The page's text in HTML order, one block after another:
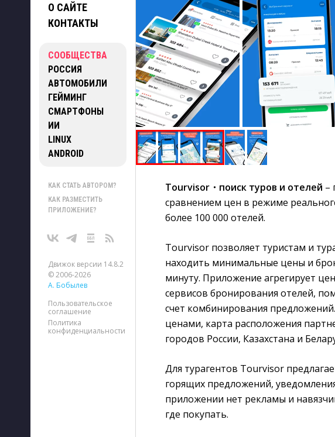
О САЙТЕ
КОНТАКТЫ
СООБЩЕСТВА
РОССИЯ
АВТОМОБИЛИ
ГЕЙМИНГ
СМАРТФОНЫ
ИИ
LINUX
ANDROID
КАК СТАТЬ АВТОРОМ?
КАК РАЗМЕСТИТЬ
ПРИЛОЖЕНИЕ?
Движок версии 14.8.2
© 2006-2026
А. Бобылев
Пользовательское
соглашение
Политика
конфиденциальности
Tourvisor・поиск туров и отелей –
сравнением цен в режиме
более 100 000 отелей.
Tourvisor позволяет туристам и
находить минимальные цены и
минуту. Приложение агрегирует
сервисов бронирования отелей,
счет комбинирования
ценами, карта расположения
городов России, Казахстана и
Для турагентов Tourvisor
горящих предложений,
приложении нет рекламы и
где покупать.